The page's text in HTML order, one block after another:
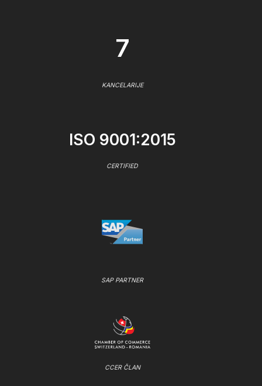
7
KANCELARIJE
ISO 9001:2015
CERTIFIED
SAP PARTNER
CCER ČLAN